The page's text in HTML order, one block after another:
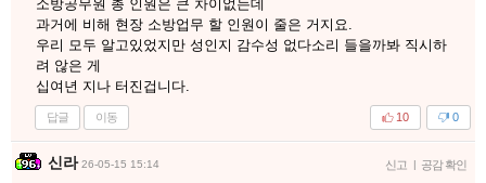
소방공무원 총 인원은 큰 차이없는데
과거에 비해 현장 소방업무 할 인원이 줄은 거지요.
우리 모두 알고있었지만 성인지 감수성 없다소리 들을까봐 직시하
려 않은 게
십여년 지나 터진겁니다.
답글 이동 0
10
신라 26-05-15 15:14 신고 | 공감 확인